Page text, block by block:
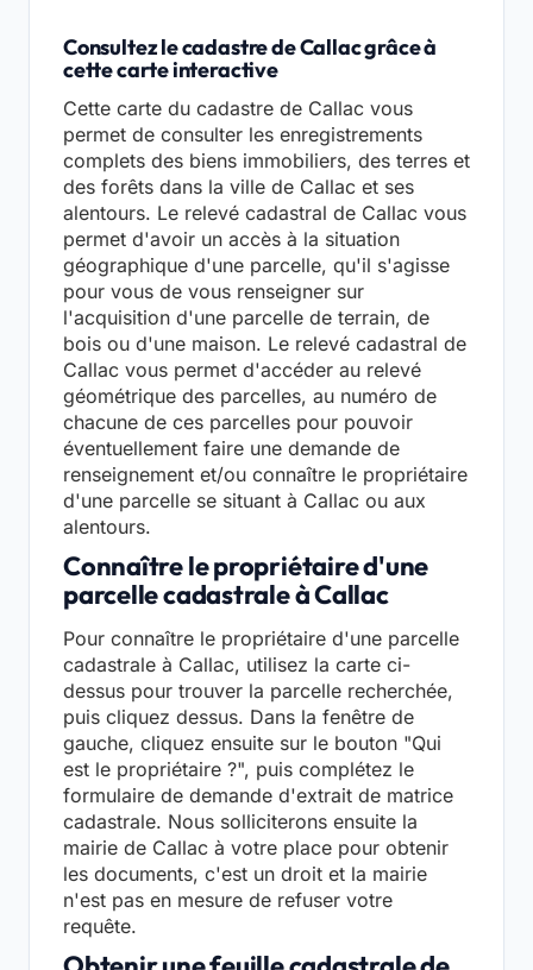
Consultez le cadastre de Callac grâce à
cette carte interactive
Cette carte du cadastre de Callac vous
permet de consulter les enregistrements
complets des biens immobiliers, des terres et
des forêts dans la ville de Callac et ses
alentours. Le relevé cadastral de Callac vous
permet d'avoir un accès à la situation
géographique d'une parcelle, qu'il s'agisse
pour vous de vous renseigner sur
l'acquisition d'une parcelle de terrain, de
bois ou d'une maison. Le relevé cadastral de
Callac vous permet d'accéder au relevé
géométrique des parcelles, au numéro de
chacune de ces parcelles pour pouvoir
éventuellement faire une demande de
renseignement et/ou connaître le propriétaire
d'une parcelle se situant à Callac ou aux
alentours.
Connaître le propriétaire d'une
parcelle cadastrale à Callac
Pour connaître le propriétaire d'une parcelle
cadastrale à Callac, utilisez la carte ci-
dessus pour trouver la parcelle recherchée,
puis cliquez dessus. Dans la fenêtre de
gauche, cliquez ensuite sur le bouton "Qui
est le propriétaire ?", puis complétez le
formulaire de demande d'extrait de matrice
cadastrale. Nous solliciterons ensuite la
mairie de Callac à votre place pour obtenir
les documents, c'est un droit et la mairie
n'est pas en mesure de refuser votre
requête.